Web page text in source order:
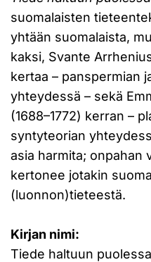
suomalaisten
yhtään suomalaista,
kaksi, Svante
kertaa – panspermian
yhteydessä – sekä
(1688–1772) kerran –
syntyteorian
asia harmita; onpahan
kertonee jotakin
(luonnon)tieteestä.
Kirjan nimi:
Tiede haltuun